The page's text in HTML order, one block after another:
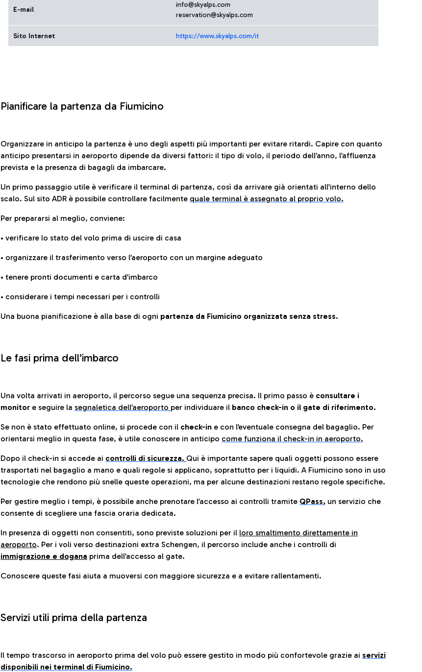
E-mail
info@skyalps.com
reservation@skyalps.com
Sito Internet https://www.skyalps.com/it
Pianificare la partenza da Fiumicino
Organizzare in anticipo la partenza è uno degli aspetti più importanti per evitare ritardi. Capire con quanto
anticipo presentarsi in aeroporto dipende da diversi fattori: il tipo di volo, il periodo dell’anno, l’affluenza
prevista e la presenza di bagagli da imbarcare.
Un primo passaggio utile è verificare il terminal di partenza, così da arrivare già orientati all’interno dello
scalo. Sul sito ADR è possibile controllare facilmente quale terminal è assegnato al proprio volo.
Per prepararsi al meglio, conviene:
• verificare lo stato del volo prima di uscire di casa
• organizzare il trasferimento verso l’aeroporto con un margine adeguato
• tenere pronti documenti e carta d’imbarco
• considerare i tempi necessari per i controlli
Una buona pianificazione è alla base di ogni partenza da Fiumicino organizzata senza stress.
Le fasi prima dell’imbarco
Una volta arrivati in aeroporto, il percorso segue una sequenza precisa. Il primo passo è consultare i
monitor e seguire la segnaletica dell’aeroporto per individuare il banco check-in o il gate di riferimento.
Se non è stato effettuato online, si procede con il check-in e con l’eventuale consegna del bagaglio. Per
orientarsi meglio in questa fase, è utile conoscere in anticipo come funziona il check-in in aeroporto.
Dopo il check-in si accede ai controlli di sicurezza. Qui è importante sapere quali oggetti possono essere
trasportati nel bagaglio a mano e quali regole si applicano, soprattutto per i liquidi. A Fiumicino sono in uso
tecnologie che rendono più snelle queste operazioni, ma per alcune destinazioni restano regole specifiche.
Per gestire meglio i tempi, è possibile anche prenotare l’accesso ai controlli tramite QPass, un servizio che
consente di scegliere una fascia oraria dedicata.
In presenza di oggetti non consentiti, sono previste soluzioni per il loro smaltimento direttamente in
aeroporto. Per i voli verso destinazioni extra Schengen, il percorso include anche i controlli di
immigrazione e dogana prima dell’accesso al gate.
Conoscere queste fasi aiuta a muoversi con maggiore sicurezza e a evitare rallentamenti.
Servizi utili prima della partenza
Il tempo trascorso in aeroporto prima del volo può essere gestito in modo più confortevole grazie ai servizi
disponibili nei terminal di Fiumicino.